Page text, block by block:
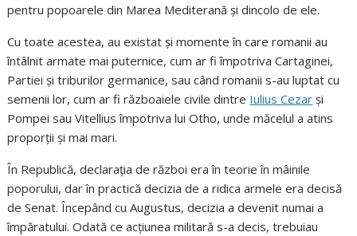
pentru popoarele din Marea Mediterană și dincolo de ele.
Cu toate acestea, au existat și momente în care romanii au
întâlnit armate mai puternice, cum ar fi împotriva Cartaginei,
Partiei și triburilor germanice, sau când romanii s-au luptat cu
semenii lor, cum ar fi războaiele civile dintre Iulius Cezar și
Pompei sau Vitellius împotriva lui Otho, unde măcelul a atins
proporții și mai mari.
În Republică, declarația de război era în teorie în mâinile
poporului, dar în practică decizia de a ridica armele era decisă
de Senat. Începând cu Augustus, decizia a devenit numai a
împăratului. Odată ce acțiunea militară s-a decis, trebuiau